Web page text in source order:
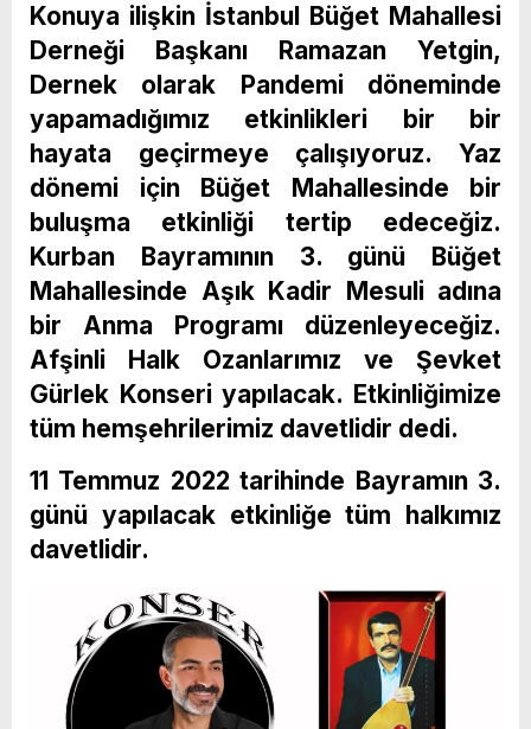
Konuya ilişkin İstanbul Büğet Mahallesi
Derneği Başkanı Ramazan Yetgin,
Dernek olarak Pandemi döneminde
yapamadığımız etkinlikleri bir bir
hayata geçirmeye çalışıyoruz. Yaz
dönemi için Büğet Mahallesinde bir
buluşma etkinliği tertip edeceğiz.
Kurban Bayramının 3. günü Büğet
Mahallesinde Aşık Kadir Mesuli adına
bir Anma Programı düzenleyeceğiz.
Afşinli Halk Ozanlarımız ve Şevket
Gürlek Konseri yapılacak. Etkinliğimize
tüm hemşehrilerimiz davetlidir dedi.
11 Temmuz 2022 tarihinde Bayramın 3.
günü yapılacak etkinliğe tüm halkımız
davetlidir.